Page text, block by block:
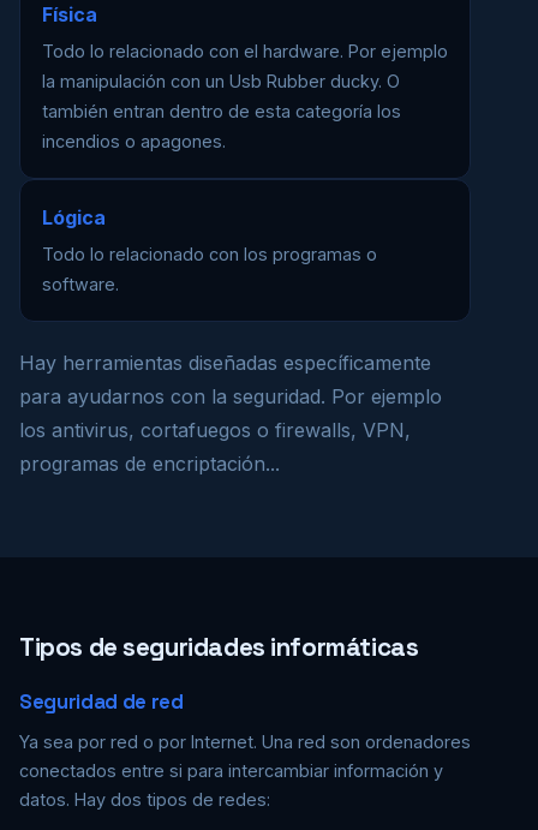
Física
Todo lo relacionado con el hardware. Por ejemplo
la manipulación con un Usb Rubber ducky. O
también entran dentro de esta categoría los
incendios o apagones.
Lógica
Todo lo relacionado con los programas o
software.
Hay herramientas diseñadas específicamente
para ayudarnos con la seguridad. Por ejemplo
los antivirus, cortafuegos o firewalls, VPN,
programas de encriptación...
Tipos de seguridades informáticas
Seguridad de red
Ya sea por red o por Internet. Una red son ordenadores
conectados entre si para intercambiar información y
datos. Hay dos tipos de redes: